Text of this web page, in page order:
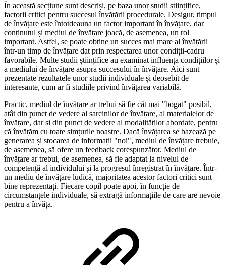
În această secțiune sunt descriși, pe baza unor studii științifice,
factorii critici pentru succesul învățării procedurale. Desigur, timpul
de învățare este întotdeauna un factor important în învățare, dar
conținutul și mediul de învățare joacă, de asemenea, un rol
important. Astfel, se poate obține un succes mai mare al învățării
într-un timp de învățare dat prin respectarea unor condiții-cadru
favorabile. Multe studii științifice au examinat influența condițiilor și
a mediului de învățare asupra succesului în învățare. Aici sunt
prezentate rezultatele unor studii individuale și deosebit de
interesante, cum ar fi studiile privind învățarea variabilă.
Practic, mediul de învățare ar trebui să fie cât mai "bogat" posibil,
atât din punct de vedere al sarcinilor de învățare, al materialelor de
învățare, dar și din punct de vedere al modalităților abordate, pentru
că învățăm cu toate simțurile noastre. Dacă învățarea se bazează pe
generarea și stocarea de informații "noi", mediul de învățare trebuie,
de asemenea, să ofere un feedback corespunzător. Mediul de
învățare ar trebui, de asemenea, să fie adaptat la nivelul de
competență al individului și la progresul înregistrat în învățare. Într-
un mediu de învățare ludică, majoritatea acestor factori critici sunt
bine reprezentați. Fiecare copil poate apoi, în funcție de
circumstanțele individuale, să extragă informațiile de care are nevoie
pentru a învăța.